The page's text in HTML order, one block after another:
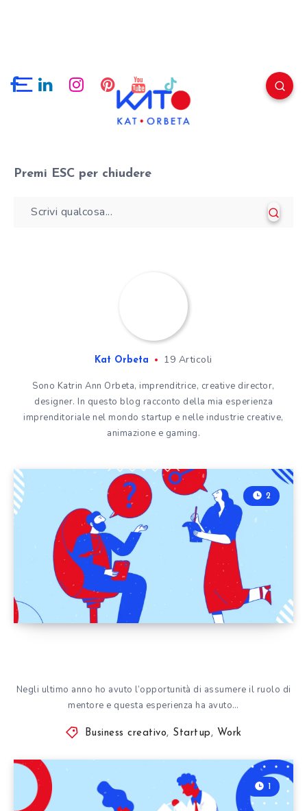
Premi ESC per chiudere
Kat Orbeta 19 Articoli
Sono Katrin Ann Orbeta, imprenditrice, creative director,
designer. In questo blog racconto della mia esperienza
imprenditoriale nel mondo startup e nelle industrie creative,
animazione e gaming.
2
Negli ultimo anno ho avuto l’opportunità di assumere il ruolo di
mentore e questa esperienza ha avuto…
Business creativo, Startup , Work
1